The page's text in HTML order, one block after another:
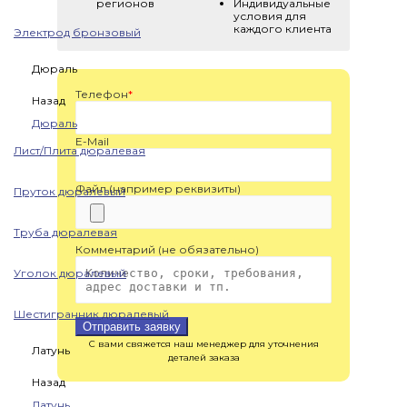
Электрод бронзовый
Дюраль
Назад
Дюраль
Лист/Плита дюралевая
Пруток дюралевый
Труба дюралевая
Уголок дюралевый
Шестигранник дюралевый
Латунь
Назад
регионов
Индивидуальные
условия для
каждого клиента
Телефон*
E-Mail
Файл (например реквизиты)
Комментарий (не обязательно)
Отправить заявку
С вами свяжется наш менеджер для уточнения
деталей заказа